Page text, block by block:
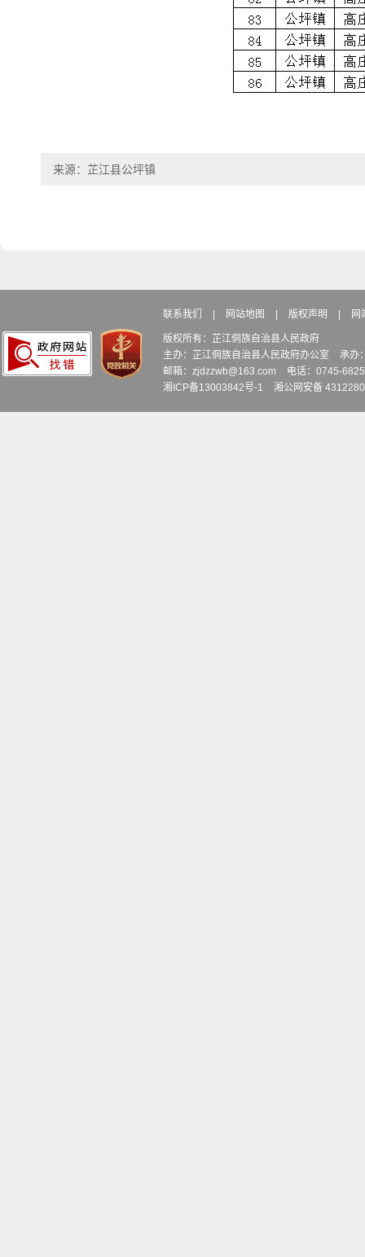
来源：芷江县公坪镇
联系我们 网站地图 版权声明 网
版权所有：芷江侗族自治县人民政府
主办：芷江侗族自治县人民政府办公室
承办
邮箱：zjdzzwb@163.com
电话：0745-
湘ICP备13003842号-1
湘公网安备